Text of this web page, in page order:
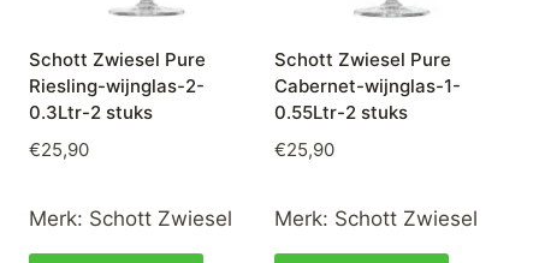
Schott Zwiesel Pure
Riesling-wijnglas-2-
0.3Ltr-2 stuks
€25,90
Merk: Schott Zwiesel
Schott Zwiesel Pure
Cabernet-wijnglas-1-
0.55Ltr-2 stuks
€25,90
Merk: Schott Zwiesel